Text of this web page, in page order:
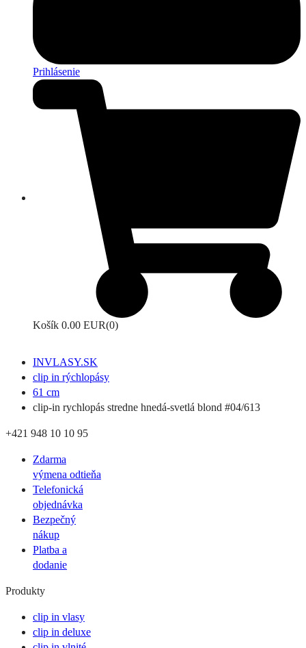
Prihlásenie
Košík 0.00 EUR(0)
INVLASY.SK
clip in rýchlopásy
61 cm
clip-in rychlopás stredne hnedá-svetlá blond #04/613
+421 948 10 10 95
Zdarma
výmena odtieňa
Telefonická
objednávka
Bezpečný
nákup
Platba a
dodanie
Produkty
clip in vlasy
clip in deluxe